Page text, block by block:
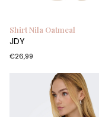
Shirt Nila Oatmeal
JDY
€26,99